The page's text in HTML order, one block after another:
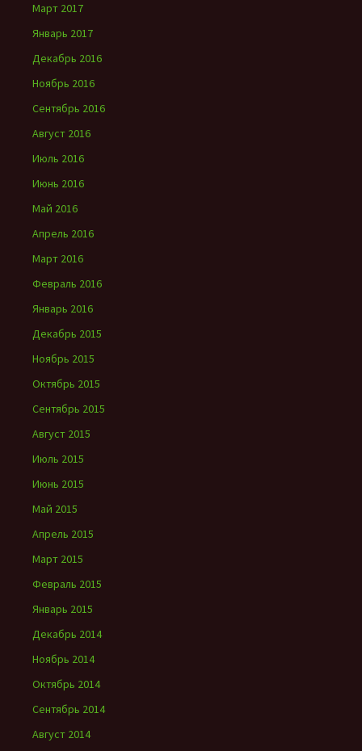
Март 2017
Январь 2017
Декабрь 2016
Ноябрь 2016
Сентябрь 2016
Август 2016
Июль 2016
Июнь 2016
Май 2016
Апрель 2016
Март 2016
Февраль 2016
Январь 2016
Декабрь 2015
Ноябрь 2015
Октябрь 2015
Сентябрь 2015
Август 2015
Июль 2015
Июнь 2015
Май 2015
Апрель 2015
Март 2015
Февраль 2015
Январь 2015
Декабрь 2014
Ноябрь 2014
Октябрь 2014
Сентябрь 2014
Август 2014